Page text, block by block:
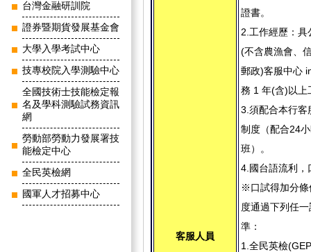
台灣金融研訓院
證券暨期貨發展基金會
大學入學考試中心
技專校院入學測驗中心
全國技術士技能檢定報
名及學科測驗試務資訊
網
勞動部勞動力發展署技
能檢定中心
全民英檢網
國軍人才招募中心
客服人員
證書。
2.工作經歷：具
(不含農漁會、
郵政)客服中心
務 1 年(含)以上
3.須配合本行客
制度（配合24
班）。
4.國台語流利，
※口試得加分條
度通過下列任
準：
1.全民英檢